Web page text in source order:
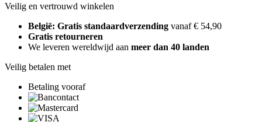
Veilig en vertrouwd winkelen
België: Gratis standaardverzending vanaf € 54,90
Gratis retourneren
We leveren wereldwijd aan meer dan 40 landen
Veilig betalen met
Betaling vooraf